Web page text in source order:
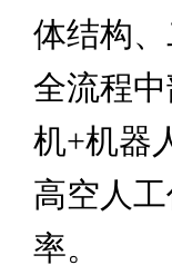
体结构
全流程
机+机器
高空人
率。